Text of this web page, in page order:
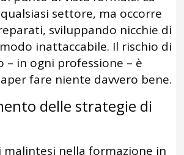
settore, ma occorre
sviluppando nicchie di
inattaccabile. Il rischio di
in ogni professione – è
fare niente davvero bene.
delle strategie di
malintesi nella formazione in